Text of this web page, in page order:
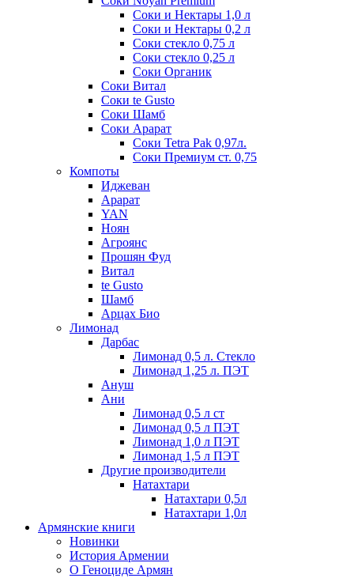
Соки и Нектары 1,0 л
Соки и Нектары 0,2 л
Соки стекло 0,75 л
Соки стекло 0,25 л
Соки Органик
Соки Витал
Соки te Gusto
Соки Шамб
Соки Арарат
Соки Tetra Pak 0,97л.
Соки Премиум ст. 0,75
Компоты
Иджеван
Арарат
YAN
Ноян
Агроянс
Прошян Фуд
Витал
te Gusto
Шамб
Арцах Био
Лимонад
Дарбас
Лимонад 0,5 л. Стекло
Лимонад 1,25 л. ПЭТ
Ануш
Ани
Лимонад 0,5 л ст
Лимонад 0,5 л ПЭТ
Лимонад 1,0 л ПЭТ
Лимонад 1,5 л ПЭТ
Другие производители
Натахтари
Натахтари 0,5л
Натахтари 1,0л
Армянские книги
Новинки
История Армении
О Геноциде Армян